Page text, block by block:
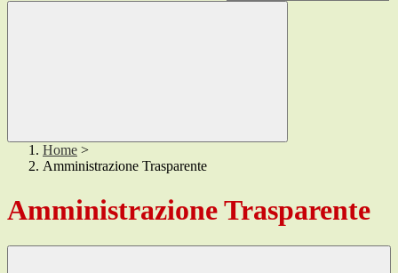
Home >
Amministrazione Trasparente
Amministrazione Trasparente